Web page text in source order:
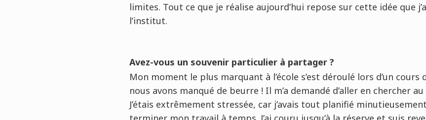
limites. Tout ce que je réalise aujourd’hui repose sur cette idée que
l’institut.
Avez-vous un souvenir particulier à partager ?
Mon moment le plus marquant à l’école s’est déroulé lors d’un cours
nous avons manqué de beurre ! Il m’a demandé d’aller en chercher
J’étais extrêmement stressée, car j’avais tout planifié